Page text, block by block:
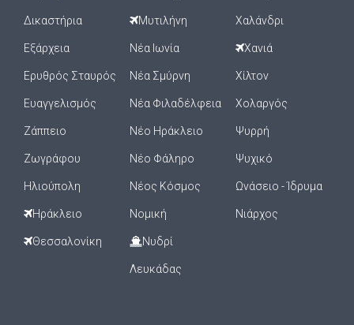
Δικαστήρια
Εξάρχεια
Ερυθρός Σταυρός
Ευαγγελισμός
Ζάππειο
Ζωγράφου
Ηλιούπολη
Ηράκλειο
Θεσσαλονίκη
Μυτιλήνη
Νέα Ιωνία
Νέα Σμύρνη
Νέα Φιλαδέλφεια
Νέο Ηράκλειο
Νέο Φάληρο
Νέος Κόσμος
Νομική
Νυδρί
Λευκάδας
Χαλάνδρι
Χανιά
Χίλτον
Χολαργός
Ψυρρή
Ψυχικό
Ωνάσειο - Ίδρυμα
Νιάρχος